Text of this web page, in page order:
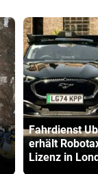
Fahrdienst
erhält
Lizenz in